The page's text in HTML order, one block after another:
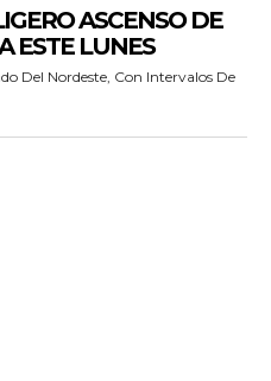
ASCENSO DE
ESTE LUNES
Del Nordeste, Con Intervalos De